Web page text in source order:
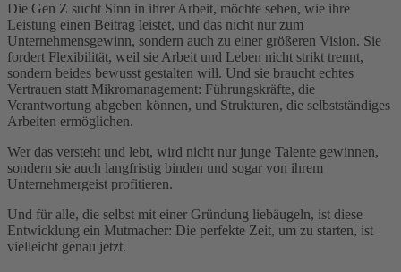
Die Gen Z sucht Sinn in ihrer Arbeit, möchte sehen, wie ihre
Leistung einen Beitrag leistet, und das nicht nur zum
Unternehmensgewinn, sondern auch zu einer größeren Vision. Sie
fordert Flexibilität, weil sie Arbeit und Leben nicht strikt trennt,
sondern beides bewusst gestalten will. Und sie braucht echtes
Vertrauen statt Mikromanagement: Führungskräfte, die
Verantwortung abgeben können, und Strukturen, die selbstständiges
Arbeiten ermöglichen.
Wer das versteht und lebt, wird nicht nur junge Talente gewinnen,
sondern sie auch langfristig binden und sogar von ihrem
Unternehmergeist profitieren.
Und für alle, die selbst mit einer Gründung liebäugeln, ist diese
Entwicklung ein Mutmacher: Die perfekte Zeit, um zu starten, ist
vielleicht genau jetzt.